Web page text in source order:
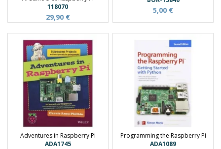
118070
29,90 €
5,00 €
Adventures in Raspberry Pi
ADA1745
Programming the Raspberry Pi
ADA1089